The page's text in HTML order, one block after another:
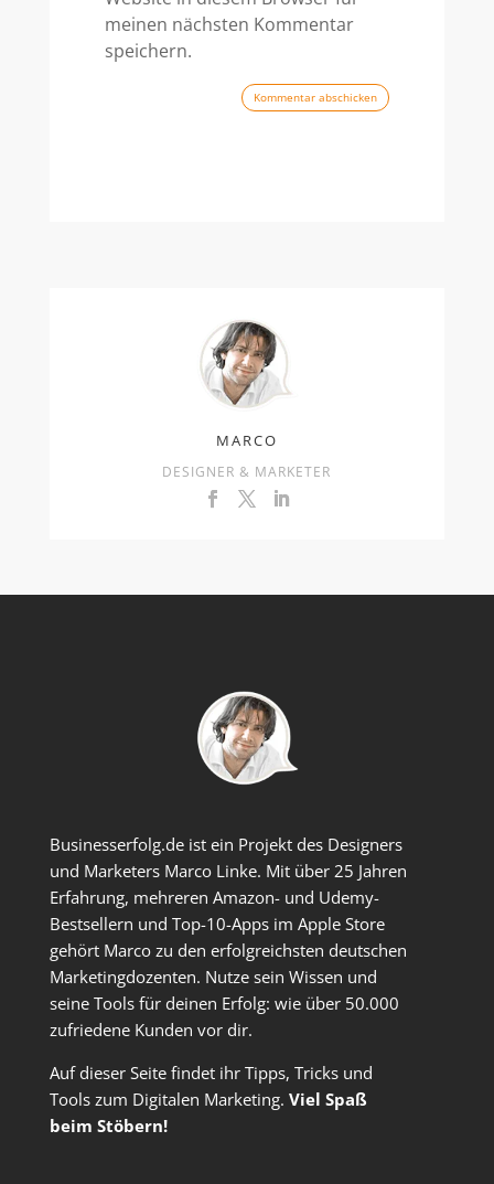
meinen nächsten Kommentar
speichern.
Kommentar abschicken
MARCO
DESIGNER & MARKETER
Businesserfolg.de ist ein Projekt des Designers
und Marketers Marco Linke. Mit über 25 Jahren
Erfahrung, mehreren Amazon- und Udemy-
Bestsellern und Top-10-Apps im Apple Store
gehört Marco zu den erfolgreichsten deutschen
Marketingdozenten. Nutze sein Wissen und
seine Tools für deinen Erfolg: wie über 50.000
zufriedene Kunden vor dir.
Auf dieser Seite findet ihr Tipps, Tricks und
Tools zum Digitalen Marketing. Viel Spaß
beim Stöbern!